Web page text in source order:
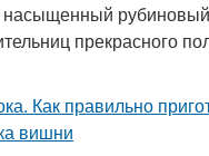
прекрасного